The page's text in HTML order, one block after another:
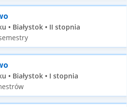
• Białystok • II stopnia
• Białystok • I stopnia